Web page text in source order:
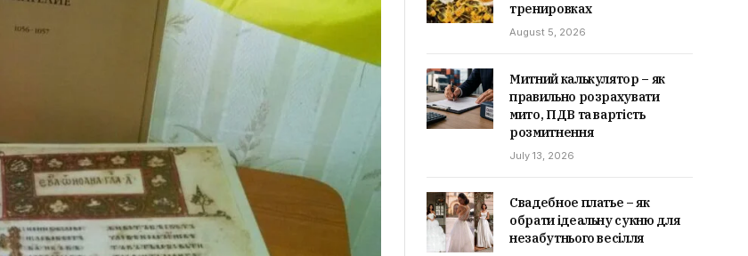
тренировках
August 5, 2026
Митний калькулятор – як
правильно розрахувати
мито, ПДВ та вартість
розмитнення
July 13, 2026
Свадебное платье – як
обрати ідеальну сукню для
незабутнього весілля